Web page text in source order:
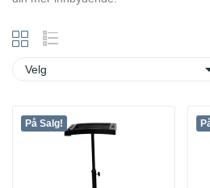
Velg
På Salg!